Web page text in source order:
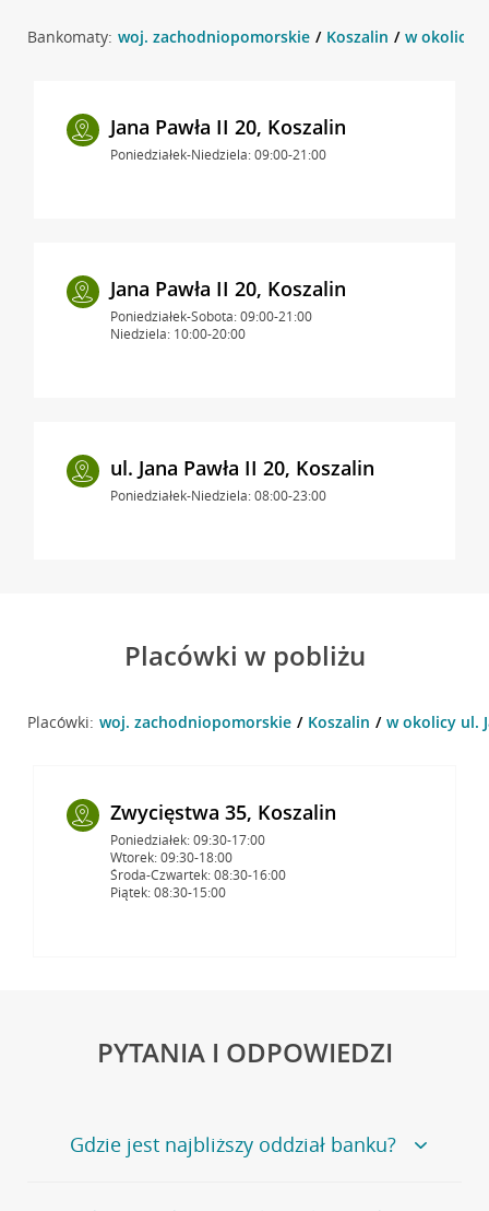
Bankomaty: woj. zachodniopomorskie Koszalin w okolicy
Jana Pawła II 20, Koszalin
Poniedziałek-Niedziela: 09:00-21:00
Jana Pawła II 20, Koszalin
Poniedziałek-Sobota: 09:00-21:00
Niedziela: 10:00-20:00
ul. Jana Pawła II 20, Koszalin
Poniedziałek-Niedziela: 08:00-23:00
Placówki w pobliżu
Placówki: woj. zachodniopomorskie Koszalin w okolicy ul.
Zwycięstwa 35, Koszalin
Poniedziałek: 09:30-17:00
Wtorek: 09:30-18:00
Środa-Czwartek: 08:30-16:00
Piątek: 08:30-15:00
PYTANIA I ODPOWIEDZI
Gdzie jest najbliższy oddział banku?